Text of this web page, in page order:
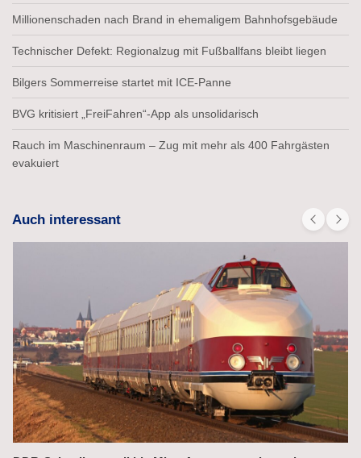
Millionenschaden nach Brand in ehemaligem Bahnhofsgebäude
Technischer Defekt: Regionalzug mit Fußballfans bleibt liegen
Bilgers Sommerreise startet mit ICE-Panne
BVG kritisiert „FreiFahren“-App als unsolidarisch
Rauch im Maschinenraum – Zug mit mehr als 400 Fahrgästen
evakuiert
Auch interessant